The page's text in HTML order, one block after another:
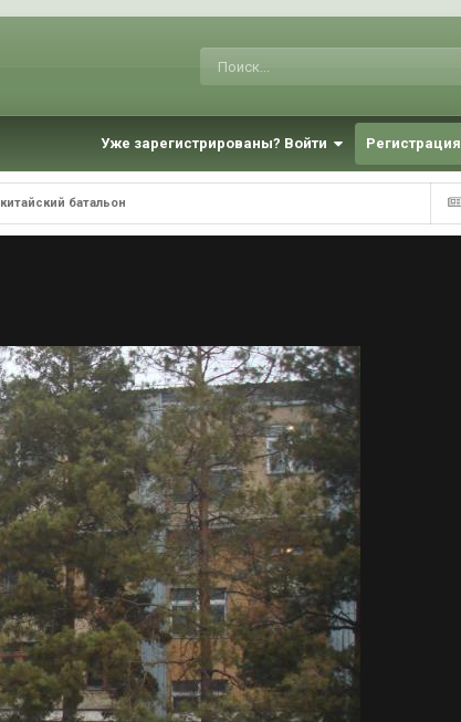
Уже зарегистрированы? Войти Регистрация
китайский батальон